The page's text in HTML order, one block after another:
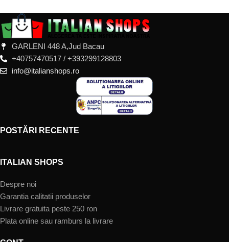
GARLENI 448 A,Jud Bacau
+40757470517 / +393299128803
info@italianshops.ro
POSTĂRI RECENTE
ITALIAN SHOPS
Despre noi
Garantia calitatii produselor
Livrare gratuita peste 250 ron
Plata online sau ramburs la livrare